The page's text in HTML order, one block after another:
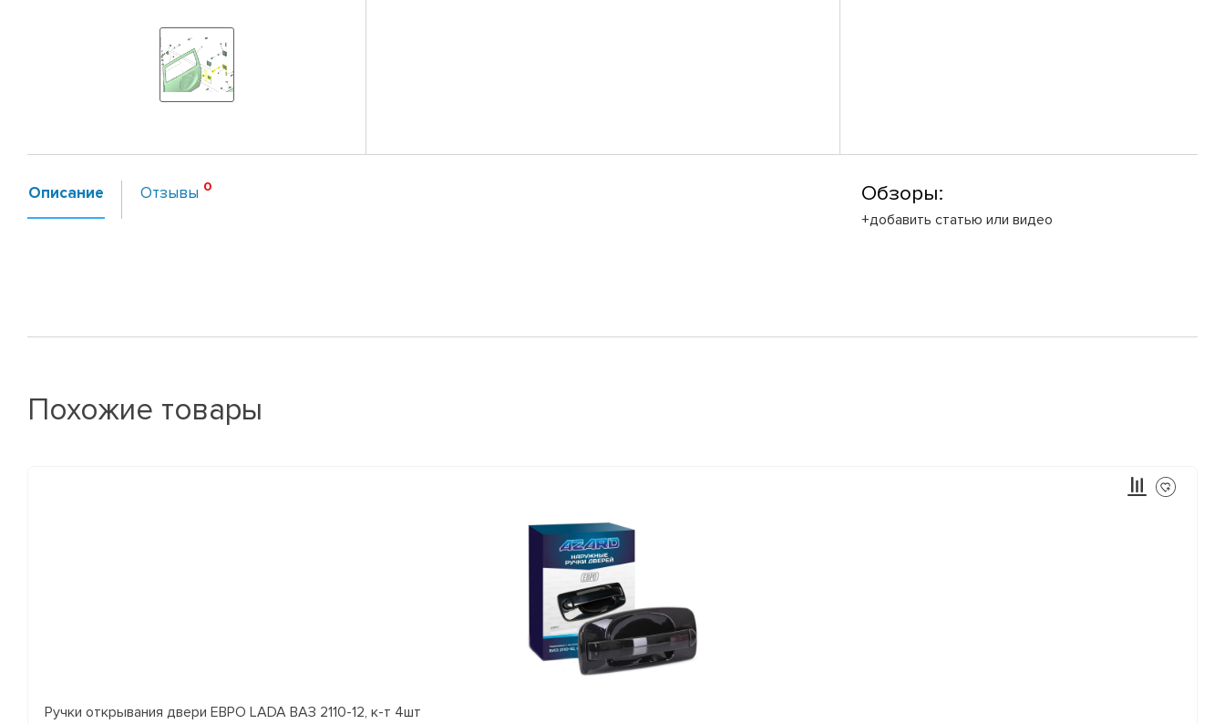
Описание Отзывы Обзоры:
+добавить статью или видео
Похожие товары
Ручки открывания двери ЕВРО LADA ВАЗ 2110-12, к-т 4шт